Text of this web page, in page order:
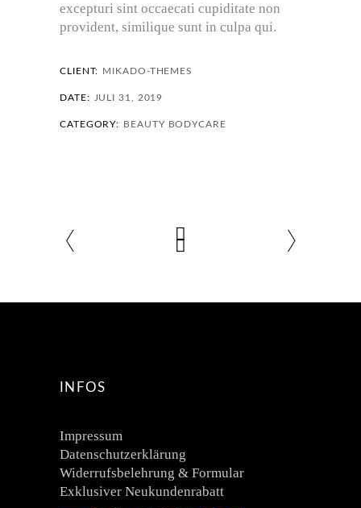
excepturi sint occaecati cupiditate non
provident, similique sunt in culpa qui.
CLIENT: MIKADO-THEMES
DATE: JULI 31, 2019
CATEGORY: BEAUTY BODYCARE
INFOS
Impressum
Datenschutzerklärung
Widerrufsbelehrung & Formular
Exklusiver Neukundenrabatt